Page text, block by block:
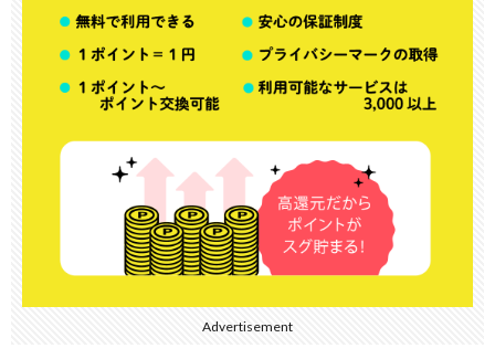
Advertisement